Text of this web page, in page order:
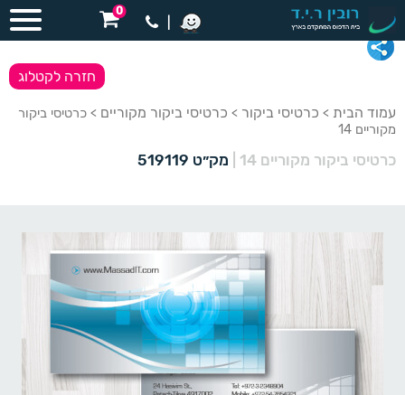
0
עמוד הבית > כרטיסי ביקור > כרטיסי ביקור מקוריים > כרטיסי ביקור
מקוריים 14
כרטיסי ביקור מקוריים 14 מק״ט 519119
חזרה לקטלוג